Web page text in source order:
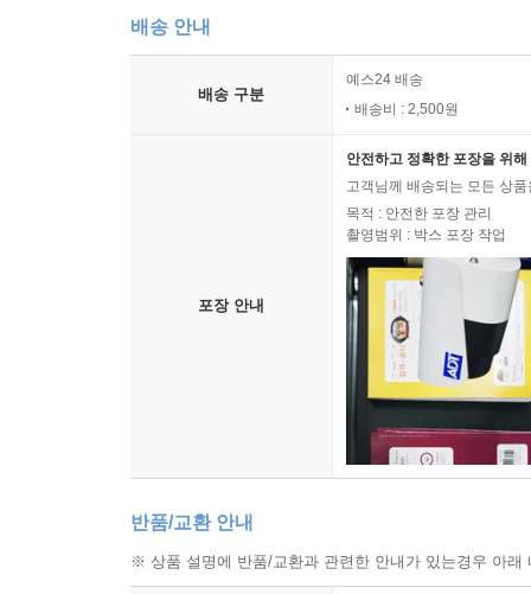
배송 안내
배송 구분
예스24 배송
배송비 : 2,500원
포장 안내
안전하고 정확한 포장을 위
고객님께 배송되는 모든 상
목적 : 안전한 포장 관리
촬영범위 : 박스 포장 작업
반품/교환 안내
※ 상품 설명에 반품/교환과 관련한 안내가 있는경우 아